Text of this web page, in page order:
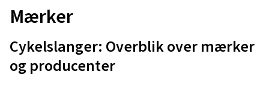
Mærker
Cykelslanger: Overblik over mærker
og producenter